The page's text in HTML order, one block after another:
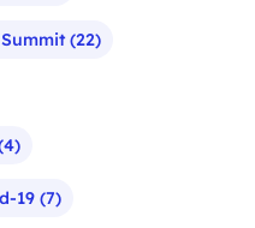
(22)
19 (7)